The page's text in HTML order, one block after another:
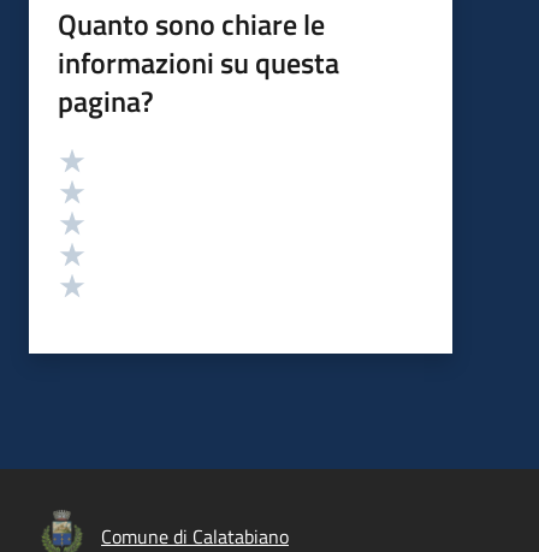
Quanto sono chiare le
informazioni su questa
pagina?
Valutazione
Comune di Calatabiano